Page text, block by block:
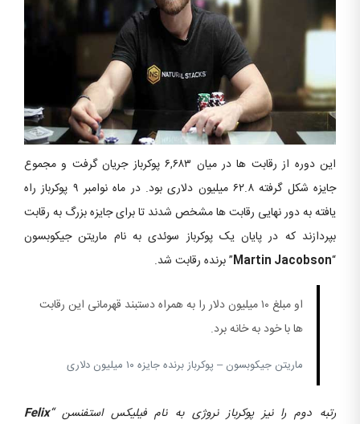
این دوره از رقابت ها در میان ۶,۶۸۳ پوکرباز جریان گرفت و مجموع
جایزه شکل گرفته ۶۲.۸ میلیون دلاری بود. در ماه نوامبر ۹ پوکرباز راه
یافته به دور نهایی رقابت ها مشخص شدند تا برای جایزه بزرگ به رقابت
بپردازند که در پایان یک پوکرباز سوئدی به نام ماریتن جیکوبسون
“
Martin Jacobson” برنده رقابت شد.
او مبلغ ۱۰ میلیون دلار را به همراه دستبند قهرمانی این رقابت
ها با خود به خانه برد.
ماریتن جیکوبسون – پوکرباز برنده جایزه ۱۰ میلیون دلاری
رتبه دوم را نیز پوکرباز نروژی به نام فیلیکس استفنسن “Felix